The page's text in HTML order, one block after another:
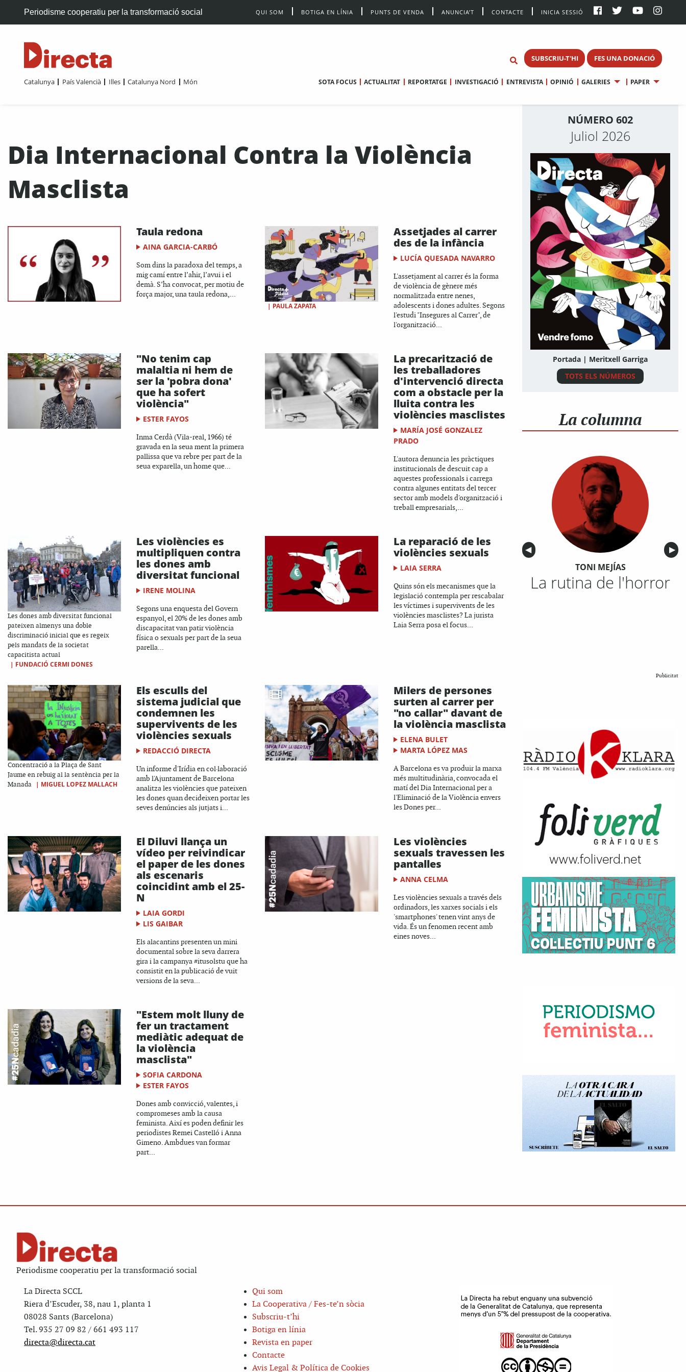
Periodisme cooperatiu per la transformació social QUI SOM BOTIGA EN LÍNIA PUNTS DE VENDA ANUNCIA’T CONTACTE INICIA SESSIÓ
SUBSCRIU-T'HI FES UNA DONACIÓ
Catalunya País Valencià Illes Catalunya Nord Món SOTA FOCUS ACTUALITAT REPORTATGE INVESTIGACIÓ ENTREVISTA OPINIÓ GALERIES PAPER
Dia Internacional Contra la Violència
Masclista
Taula redona
AINA GARCIA-CARBÓ
Som dins la paradoxa del temps, a
mig camí entre l’ahir, l’avui i el
demà. S’ha convocat, per motiu de
força major, una taula redona,...
| PAULA ZAPATA
Assetjades al carrer
des de la infància
LUCÍA QUESADA NAVARRO
L'assetjament al carrer és la forma
de violència de gènere més
normalitzada entre nenes,
adolescents i dones adultes. Segons
l'estudi "Insegures al Carrer", de
l'organització...
"No tenim cap
malaltia ni hem de
ser la 'pobra dona'
que ha sofert
violència"
ESTER FAYOS
Inma Cerdà (Vila-real, 1966) té
gravada en la seua ment la primera
pallissa que va rebre per part de la
seua exparella, un home que...
La precarització de
les treballadores
d'intervenció directa
com a obstacle per la
lluita contra les
violències masclistes
MARÍA JOSÉ GONZALEZ
PRADO
L'autora denuncia les pràctiques
institucionals de descuit cap a
aquestes professionals i carrega
contra algunes entitats del tercer
sector amb models d'organització i
treball empresarials,...
Les dones amb diversitat funcional
pateixen almenys una doble
discriminació inicial que es regeix
pels mandats de la societat
capacitista actual
| FUNDACIÓ CERMI DONES
Les violències es
multipliquen contra
les dones amb
diversitat funcional
IRENE MOLINA
Segons una enquesta del Govern
espanyol, el 20% de les dones amb
discapacitat van patir violència
física o sexuals per part de la seua
parella...
La reparació de les
violències sexuals
LAIA SERRA
Quins són els mecanismes que la
legislació contempla per rescabalar
les víctimes i supervivents de les
violències masclistes? La jurista
Laia Serra posa el focus...
Concentració a la Plaça de Sant
Jaume en rebuig al la sentència per la
Manada
| MIGUEL LOPEZ MALLACH
Els esculls del
sistema judicial que
condemnen les
supervivents de les
violències sexuals
REDACCIÓ DIRECTA
Un informe d'Irídia en col·laboració
amb l'Ajuntament de Barcelona
analitza les violències que pateixen
les dones quan decideixen portar les
seves denúncies als jutjats i...
Milers de persones
surten al carrer per
"no callar" davant de
la violència masclista
ELENA BULET
MARTA LÓPEZ MAS
A Barcelona es va produir la marxa
més multitudinària, convocada el
matí del Dia Internacional per a
l'Eliminació de la Violència envers
les Dones per...
El Diluvi llança un
vídeo per reivindicar
el paper de les dones
als escenaris
coincidint amb el 25-
N
LAIA GORDI
LIS GAIBAR
Els alacantins presenten un mini
documental sobre la seva darrera
gira i la campanya #itusolstu que ha
consistit en la publicació de vuit
versions de la seva...
Les violències
sexuals travessen les
pantalles
ANNA CELMA
Les violències sexuals a través dels
ordinadors, les xarxes socials i els
'smartphones' tenen vint anys de
vida. És un fenomen recent amb
eines noves...
"Estem molt lluny de
fer un tractament
mediàtic adequat de
la violència
masclista"
SOFIA CARDONA
ESTER FAYOS
Dones amb convicció, valentes, i
compromeses amb la causa
feminista. Així es poden definir les
periodistes Remei Castelló i Anna
Gimeno. Ambdues van formar
part...
NÚMERO 602
Juliol 2026
Portada | Meritxell Garriga
TOTS ELS NÚMEROS
La columna
Anterior
◀︎ ▶︎
TONI MEJÍAS
La rutina de l'horror
Publicitat
Periodisme cooperatiu per la transformació social
La Directa SCCL
Riera d’Escuder, 38, nau 1, planta 1
08028 Sants (Barcelona)
Tel. 935 27 09 82 / 661 493 117
directa@directa.cat
Qui som
La Cooperativa / Fes-te’n sòcia
Subscriu-t’hi
Botiga en línia
Revista en paper
Contacte
Avis Legal & Política de Cookies